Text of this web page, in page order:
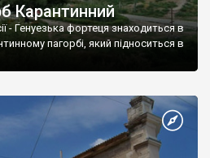
Карантинний
- Генуезька фортеця знаходиться в
пагорбі, який підноситься в